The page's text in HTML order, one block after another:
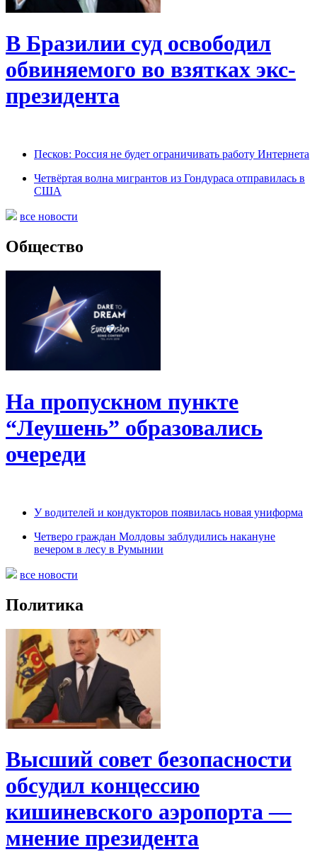
В Бразилии суд освободил
обвиняемого во взятках экс-
президента
Песков: Россия не будет ограничивать работу Интернета
Четвёртая волна мигрантов из Гондураса отправилась в
США
все новости
Общество
На пропускном пункте
“Леушень” образовались
очереди
У водителей и кондукторов появилась новая униформа
Четверо граждан Молдовы заблудились накануне
вечером в лесу в Румынии
все новости
Политика
Высший совет безопасности
обсудил концессию
кишиневского аэропорта —
мнение президента